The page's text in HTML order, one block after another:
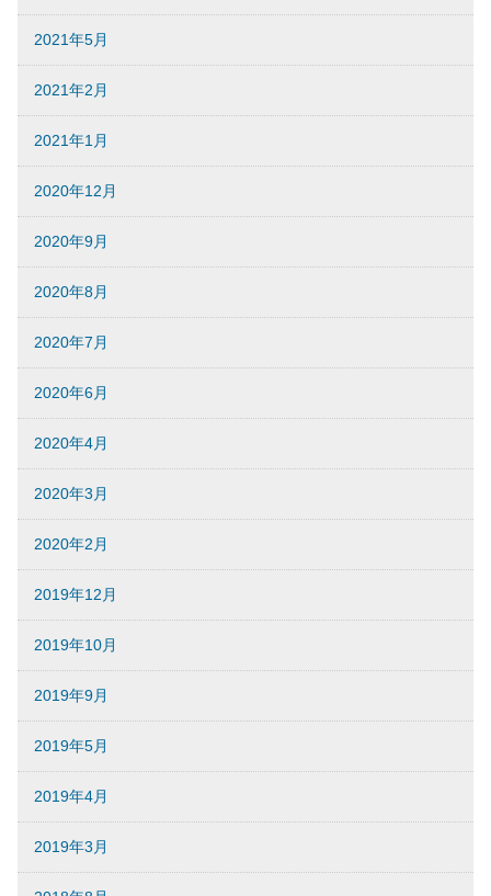
2021年5月
2021年2月
2021年1月
2020年12月
2020年9月
2020年8月
2020年7月
2020年6月
2020年4月
2020年3月
2020年2月
2019年12月
2019年10月
2019年9月
2019年5月
2019年4月
2019年3月